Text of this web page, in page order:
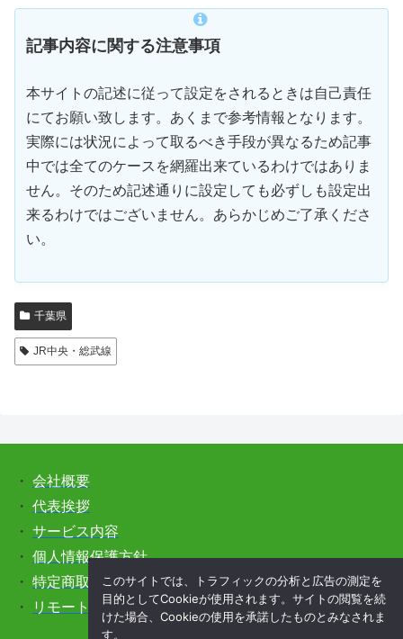
記事内容に関する注意事項
本サイトの記述に従って設定をされるときは自己責任
にてお願い致します。あくまで参考情報となります。
実際には状況によって取るべき手段が異なるため記事
中では全てのケースを網羅出来ているわけではありま
せん。そのため記述通りに設定しても必ずしも設定出
来るわけではございません。あらかじめご了承くださ
い。
千葉県
JR中央・総武線
・ 会社概要
・ 代表挨拶
・ サービス内容
・ 個人情報保護方針
・ 特定商取引法に基づく表記
・
リモートサポートをご希望の方はこちら
このサイトでは、トラフィックの分析と広告の測定を
目的としてCookieが使用されます。サイトの閲覧を続
けた場合、Cookieの使用を承諾したものとみなされま
す。